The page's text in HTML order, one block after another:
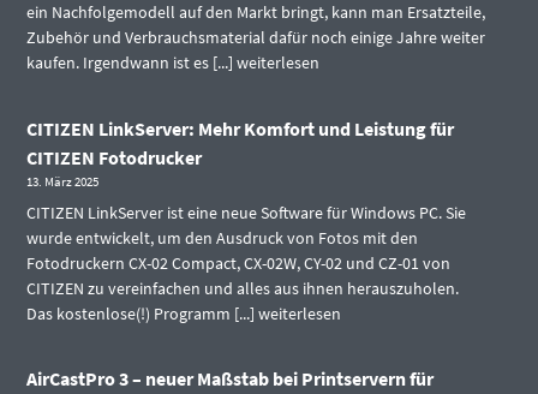
ein Nachfolgemodell auf den Markt bringt, kann man Ersatzteile,
Zubehör und Verbrauchsmaterial dafür noch einige Jahre weiter
kaufen. Irgendwann ist es [...]weiterlesen
CITIZEN LinkServer: Mehr Komfort und Leistung für
CITIZEN Fotodrucker
13. März 2025
CITIZEN LinkServer ist eine neue Software für Windows PC. Sie
wurde entwickelt, um den Ausdruck von Fotos mit den
Fotodruckern CX-02 Compact, CX-02W, CY-02 und CZ-01 von
CITIZEN zu vereinfachen und alles aus ihnen herauszuholen.
Das kostenlose(!) Programm [...]weiterlesen
AirCastPro 3 – neuer Maßstab bei Printservern für